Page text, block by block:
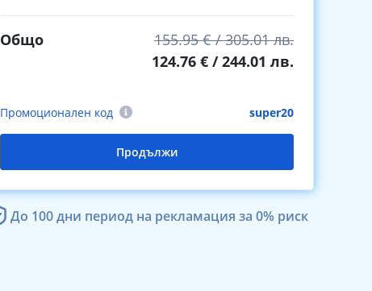
Общо
155.95 € / 305.01 лв.
124.76 € / 244.01 лв.
Промоционален код super20
Продължи
До 100 дни период на рекламация за 0% риск